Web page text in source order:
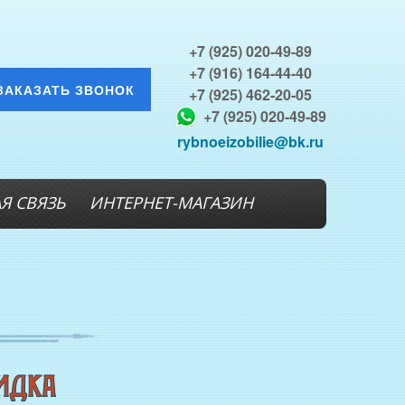
+7 (925) 020-49-89
+7 (916) 164-44-40
+7 (925) 462-20-05
+7 (925) 020-49-89
rybnoeizobilie@bk.ru
ЗВОНОК
СВЯЗЬ ИНТЕРНЕТ-МАГАЗИН